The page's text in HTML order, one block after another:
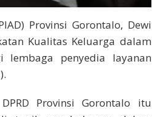
Provinsi Gorontalo, Dewi
Kualitas Keluarga dalam
lembaga penyedia layanan
Provinsi Gorontalo itu